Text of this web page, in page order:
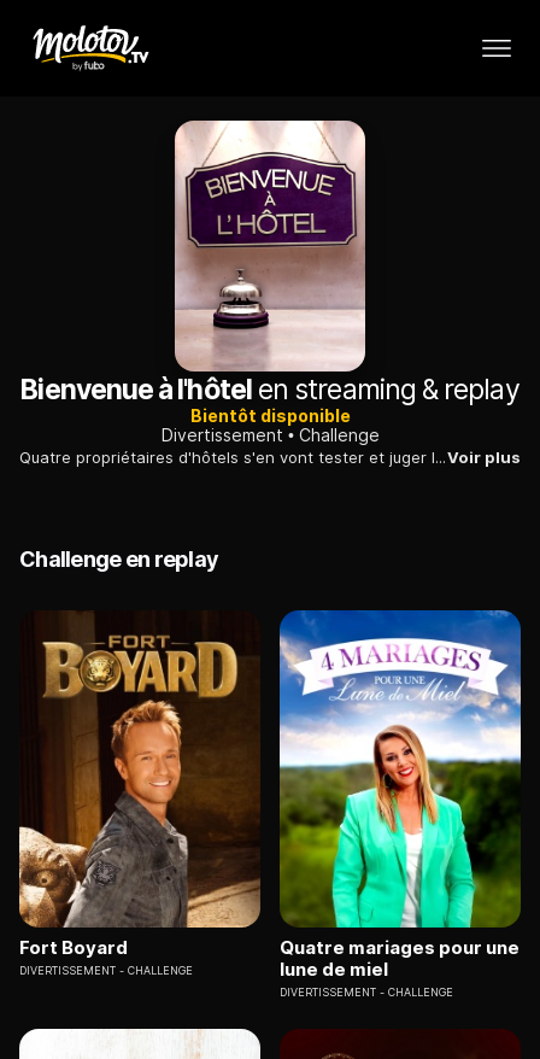
Bienvenue à l'hôtelen streaming & replay
Bientôt disponible
Divertissement
Challenge
Quatre propriétaires d'hôtels s'en vont tester et juger les établissements de leurs confrères. A tour de rôle, durant une semaine, quatre duos se rendent visite.Voir plus
Challenge en replay
Fort Boyard
DIVERTISSEMENT CHALLENGE
Quatre mariages pour une
lune de miel
DIVERTISSEMENT CHALLENGE